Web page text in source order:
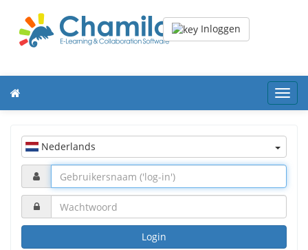
Inloggen
Nederlands
Login